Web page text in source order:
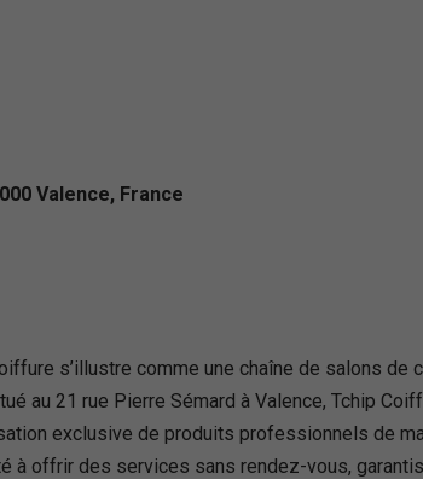
Valence, France
s’illustre comme une chaîne de salons
au 21 rue Pierre Sémard à Valence, Tchip
exclusive de produits professionnels de
à offrir des services sans rendez-vous,